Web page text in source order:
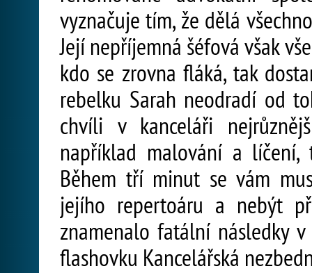
vyznačuje tím, že dělá
Její nepříjemná šéfová však
kdo se zrovna fláká, tak
rebelku Sarah neodradí od
chvíli v kanceláři
například malování a líčení,
Během tří minut se vám
jejího repertoáru a nebýt
znamenalo fatální následky
flashovku Kancelářská